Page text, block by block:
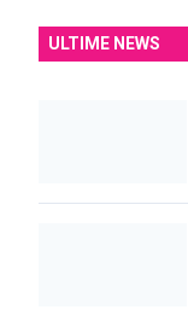
ULTIME NEWS